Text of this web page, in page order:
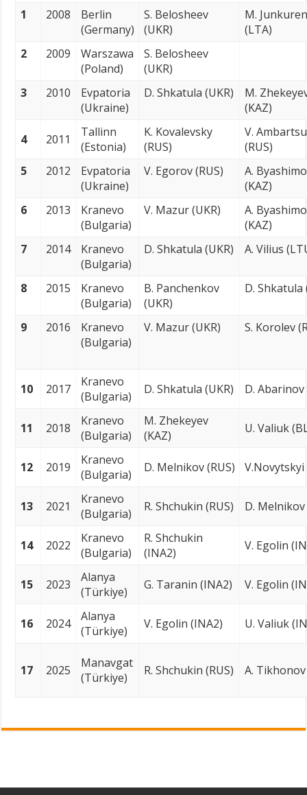
1 2008
Berlin
(Germany)
S. Belosheev
(UKR)
M.
(LTA)
2
2009
Warszawa
(Poland)
S. Belosheev
(UKR)
3
2010
Evpatoria
(Ukraine)
D. Shkatula (UKR)
M.
(KAZ)
4 2011
Tallinn
(Estonia)
K. Kovalevsky
(RUS)
V.
(RUS)
5
2012
Evpatoria
(Ukraine)
V. Egorov (RUS)
A.
(KAZ)
6
2013
Kranevo
(Bulgaria)
V. Mazur (UKR)
A.
(KAZ)
7
2014
Kranevo
(Bulgaria)
D. Shkatula (UKR) A. Vilius
8 2015
Kranevo
(Bulgaria)
B. Panchenkov
(UKR)
D. Shkatula
9 2016
Kranevo
(Bulgaria)
V. Mazur (UKR) S. Korolev
10 2017
Kranevo
(Bulgaria)
D. Shkatula (UKR) D. Abarinov
11 2018
Kranevo
(Bulgaria)
M. Zhekeyev
(KAZ)
U. Valiuk
12 2019
Kranevo
(Bulgaria)
D. Melnikov (RUS) V.Novytskyi
13 2021
Kranevo
(Bulgaria)
R. Shchukin (RUS) D. Melnikov
14 2022
Kranevo
(Bulgaria)
R. Shchukin
(INA2)
V. Egolin
15 2023
Alanya
(Türkiye)
G. Taranin (INA2) V. Egolin
16 2024
Alanya
(Türkiye)
V. Egolin (INA2) U. Valiuk
17 2025
Manavgat
(Türkiye)
R. Shchukin (RUS) A. Tikhonov